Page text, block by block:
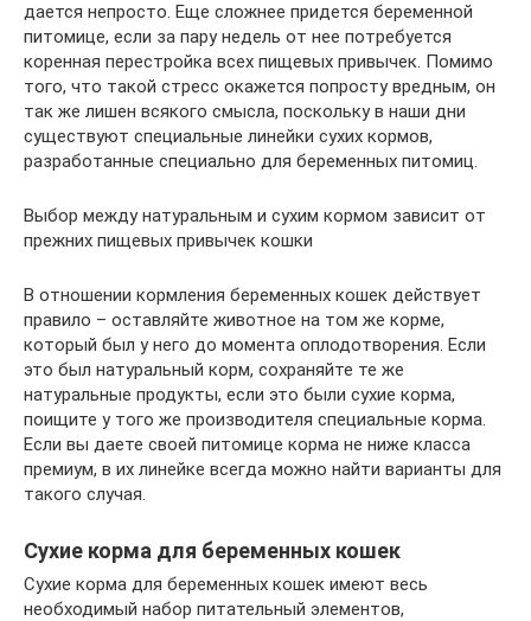
дается непросто. Еще сложнее придется беременной
питомице, если за пару недель от нее потребуется
коренная перестройка всех пищевых привычек. Помимо
того, что такой стресс окажется попросту вредным, он
так же лишен всякого смысла, поскольку в наши дни
существуют специальные линейки сухих кормов,
разработанные специально для беременных питомиц.
Выбор между натуральным и сухим кормом зависит от
прежних пищевых привычек кошки
В отношении кормления беременных кошек действует
правило – оставляйте животное на том же корме,
который был у него до момента оплодотворения. Если
это был натуральный корм, сохраняйте те же
натуральные продукты, если это были сухие корма,
поищите у того же производителя специальные корма.
Если вы даете своей питомице корма не ниже класса
премиум, в их линейке всегда можно найти варианты для
такого случая.
Сухие корма для беременных кошек
Сухие корма для беременных кошек имеют весь
необходимый набор питательный элементов,